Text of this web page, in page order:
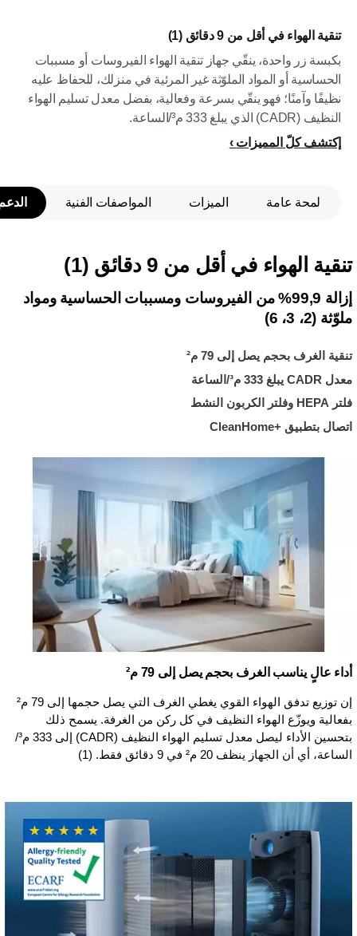
تنقية الهواء في أقل من 9 دقائق (1)
بكبسة زر واحدة، ينقّي جهاز تنقية الهواء الفيروسات أو مسببات
الحساسية أو المواد الملوّثة غير المرئية في منزلك، للحفاظ عليه
نظيفًا وآمنًا؛ فهو ينقّي بسرعة وفعالية، بفضل معدل تسليم الهواء
النظيف (CADR) الذي يبلغ 333 م³/الساعة.
إكتشف كلّ المميزات
لمحة عامة الميزات المواصفات الفنية
تنقية الهواء في أقل من 9 دقائق (1)
إزالة 99,9% من الفيروسات ومسببات الحساسية ومواد
ملوّثة (2، 3، 6)
تنقية الغرف بحجم يصل إلى 79 م²
معدل CADR يبلغ 333 م³/الساعة
فلتر HEPA وفلتر الكربون النشط
اتصال بتطبيق CleanHome+‎
أداء عالٍ يناسب الغرف بحجم يصل إلى 79 م²
إن توزيع تدفق الهواء القوي يغطي الغرف التي يصل حجمها إلى 79 م²
بفعالية ويوزّع الهواء النظيف في كل ركن من الغرفة. يسمح ذلك
بتحسين الأداء ليصل معدل تسليم الهواء النظيف (CADR) إلى 333 م³/
الساعة، أي أن الجهاز ينظف 20 م² في 9 دقائق فقط. (1)